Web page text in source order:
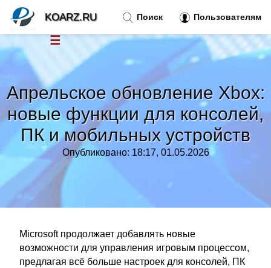
Апрельское обновление Xbox:
новые функции для консолей,
ПК и мобильных устройств
Опубликовано: 18:17, 01.05.2026
Microsoft продолжает добавлять новые
возможности для управления игровым процессом,
предлагая всё больше настроек для консолей, ПК
Поиск Пользователям
KOARZ.RU
☰
Новости
Тренды новостей»
Рубрики »
Правила »
Контакт»